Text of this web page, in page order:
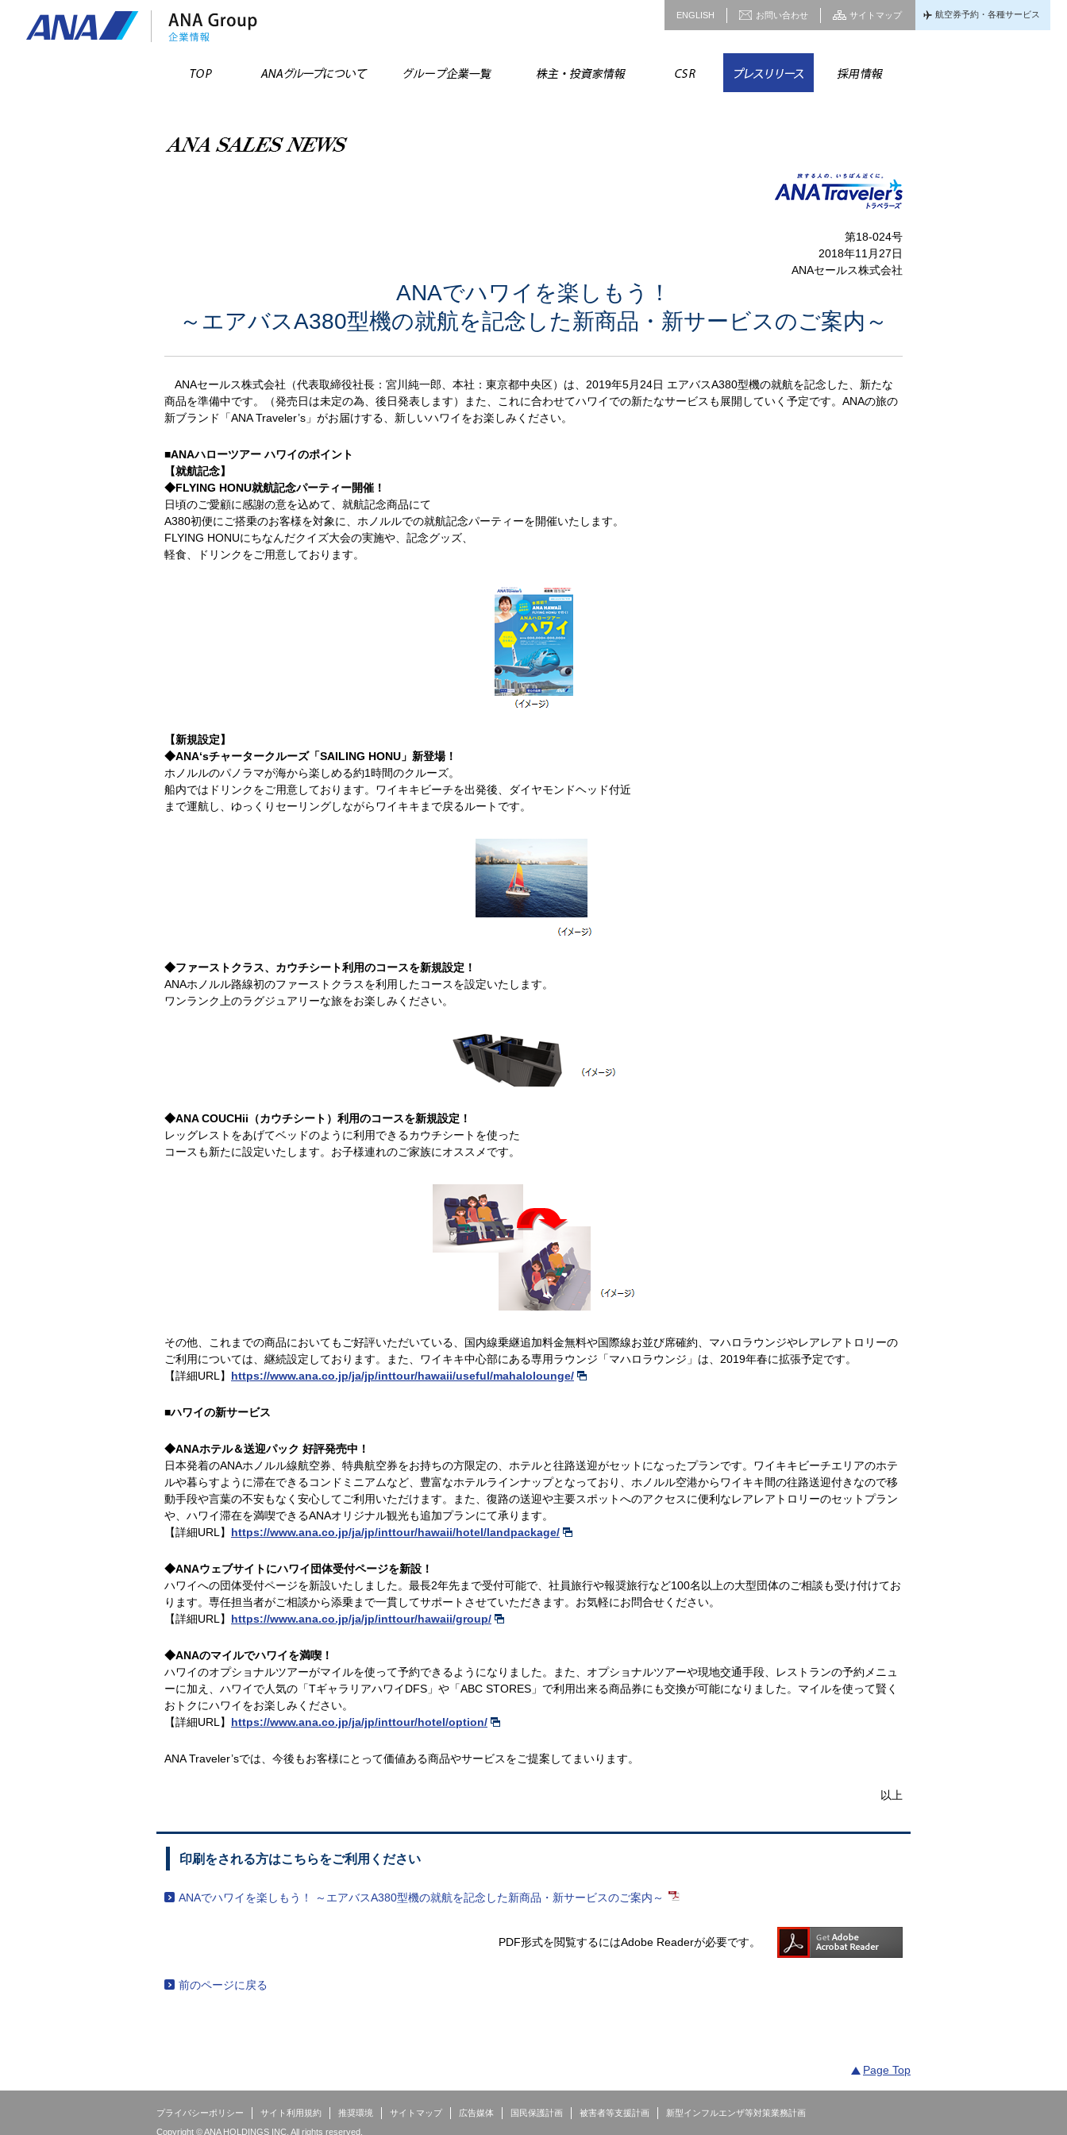
ENGLISH お問い合わせ サイトマップ 航空券予約・各種サービス
第18-024号
2018年11月27日
ANAセールス株式会社
ANAでハワイを楽しもう！
～エアバスA380型機の就航を記念した新商品・新サービスのご案内～
ANAセールス株式会社（代表取締役社長：宮川純一郎、本社：東京都中央区）は、2019年5月24日 エアバスA380型機の就航を記念した、新たな
商品を準備中です。（発売日は未定の為、後日発表します）また、これに合わせてハワイでの新たなサービスも展開していく予定です。ANAの旅の
新ブランド「ANA Traveler’s」がお届けする、新しいハワイをお楽しみください。
■ANAハローツアー ハワイのポイント
【就航記念】
◆FLYING HONU就航記念パーティー開催！
日頃のご愛顧に感謝の意を込めて、就航記念商品にて
A380初便にご搭乗のお客様を対象に、ホノルルでの就航記念パーティーを開催いたします。
FLYING HONUにちなんだクイズ大会の実施や、記念グッズ、
軽食、ドリンクをご用意しております。
【新規設定】
◆ANA‘sチャータークルーズ「SAILING HONU」新登場！
ホノルルのパノラマが海から楽しめる約1時間のクルーズ。
船内ではドリンクをご用意しております。ワイキキビーチを出発後、ダイヤモンドヘッド付近
まで運航し、ゆっくりセーリングしながらワイキキまで戻るルートです。
◆ファーストクラス、カウチシート利用のコースを新規設定！
ANAホノルル路線初のファーストクラスを利用したコースを設定いたします。
ワンランク上のラグジュアリーな旅をお楽しみください。
◆ANA COUCHii（カウチシート）利用のコースを新規設定！
レッグレストをあげてベッドのように利用できるカウチシートを使った
コースも新たに設定いたします。お子様連れのご家族にオススメです。
その他、これまでの商品においてもご好評いただいている、国内線乗継追加料金無料や国際線お並び席確約、マハロラウンジやレアレアトロリーの
ご利用については、継続設定しております。また、ワイキキ中心部にある専用ラウンジ「マハロラウンジ」は、2019年春に拡張予定です。
【詳細URL】 https://www.ana.co.jp/ja/jp/inttour/hawaii/useful/mahalolounge/
■ハワイの新サービス
◆ANAホテル＆送迎パック 好評発売中！
日本発着のANAホノルル線航空券、特典航空券をお持ちの方限定の、ホテルと往路送迎がセットになったプランです。ワイキキビーチエリアのホテ
ルや暮らすように滞在できるコンドミニアムなど、豊富なホテルラインナップとなっており、ホノルル空港からワイキキ間の往路送迎付きなので移
動手段や言葉の不安もなく安心してご利用いただけます。また、復路の送迎や主要スポットへのアクセスに便利なレアレアトロリーのセットプラン
や、ハワイ滞在を満喫できるANAオリジナル観光も追加プランにて承ります。
【詳細URL】 https://www.ana.co.jp/ja/jp/inttour/hawaii/hotel/landpackage/
◆ANAウェブサイトにハワイ団体受付ページを新設！
ハワイへの団体受付ページを新設いたしました。最長2年先まで受付可能で、社員旅行や報奨旅行など100名以上の大型団体のご相談も受け付けてお
ります。専任担当者がご相談から添乗まで一貫してサポートさせていただきます。お気軽にお問合せください。
【詳細URL】 https://www.ana.co.jp/ja/jp/inttour/hawaii/group/
◆ANAのマイルでハワイを満喫！
ハワイのオプショナルツアーがマイルを使って予約できるようになりました。また、オプショナルツアーや現地交通手段、レストランの予約メニュ
ーに加え、ハワイで人気の「TギャラリアハワイDFS」や「ABC STORES」で利用出来る商品券にも交換が可能になりました。マイルを使って賢く
おトクにハワイをお楽しみください。
【詳細URL】 https://www.ana.co.jp/ja/jp/inttour/hotel/option/
ANA Traveler’sでは、今後もお客様にとって価値ある商品やサービスをご提案してまいります。
以上
印刷をされる方はこちらをご利用ください
ANAでハワイを楽しもう！ ～エアバスA380型機の就航を記念した新商品・新サービスのご案内～
PDF形式を閲覧するにはAdobe Readerが必要です。
前のページに戻る
Page Top
プライバシーポリシー サイト利用規約 推奨環境 サイトマップ 広告媒体 国民保護計画 被害者等支援計画
新型インフルエンザ等対策業務計画
Copyright © ANA HOLDINGS INC. All rights reserved.